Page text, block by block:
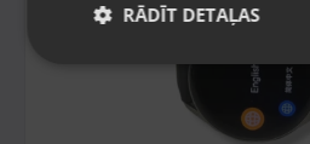
RĀDĪT DETAĻAS